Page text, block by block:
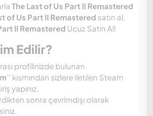
The Last of Us Part II Remastered
of Us Part II Remastered satın al,
II Remastered Ucuz Satın Al!
Edilir?
profilinizde bulunan
'' kısmından sizlere iletilen Steam
yapınız.
sonra çevrimdışı olarak